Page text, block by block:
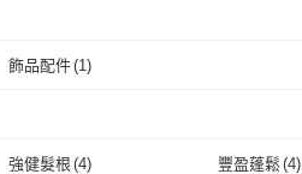
飾品配件(1)
強健髮根 (4) 豐盈蓬鬆(4)